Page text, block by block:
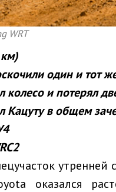
WRT
один и тот
и потерял
Кацуту в общем
оказался